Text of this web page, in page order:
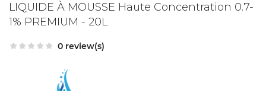
LIQUIDE À MOUSSE Haute Concentration 0.7-
1% PREMIUM - 20L
0 review(s)